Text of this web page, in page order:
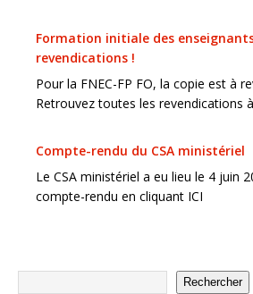
Formation initiale des
revendications !
Pour la FNEC-FP FO, la copie est à
Retrouvez toutes les revendications
Compte-rendu du CSA ministériel
Le CSA ministériel a eu lieu le 4 juin
compte-rendu en cliquant ICI
Rechercher